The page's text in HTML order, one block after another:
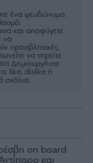
ένα ψευδώνυμο.
και αποφύγετε
να
προσβλητικές.
να τηρείτε
Δημιουργήστε
like, dislike ή
σχόλια.
on board
και